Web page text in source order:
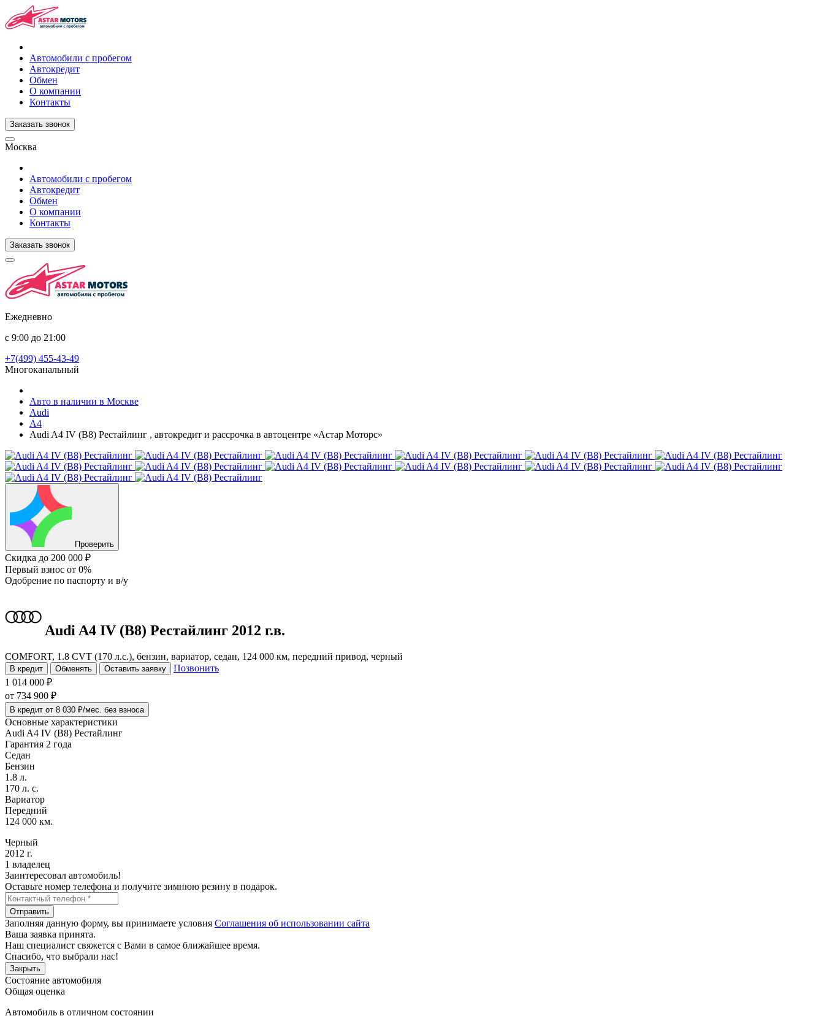
Автомобили с пробегом
Автокредит
Обмен
О компании
Контакты
Заказать звонок
Москва
Автомобили с пробегом
Автокредит
Обмен
О компании
Контакты
Заказать звонок
Ежедневно
с 9:00 до 21:00
+7(499) 455-43-49
Многоканальный
Авто в наличии в Москве
Audi
A4
Audi A4 IV (B8) Рестайлинг , автокредит и рассрочка в автоцентре «Астар Моторс»
Проверить
Скидка до 200 000 ₽
Первый взнос от 0%
Одобрение по паспорту и в/у
Audi A4 IV (B8) Рестайлинг 2012 г.в.
COMFORT, 1.8 CVT (170 л.с.), бензин, вариатор, седан, 124 000 км, передний привод, черный
В кредит Обменять Оставить заявку
Позвонить
1 014 000 ₽
от 734 900 ₽
В кредит от 8 030 ₽/мес. без взноса
Основные характеристики
Audi A4 IV (B8) Рестайлинг
Гарантия 2 года
Седан
Бензин
1.8 л.
170 л. с.
Вариатор
Передний
124 000 км.
Черный
2012 г.
1 владелец
Заинтересовал автомобиль!
Оставьте номер телефона и получите зимнюю резину в подарок.
Отправить
Заполняя данную форму, вы принимаете условия Соглашения об использовании сайта
Ваша заявка принята.
Наш специалист свяжется с Вами в самое ближайшее время.
Спасибо, что выбрали нас!
Закрыть
Состояние автомобиля
Общая оценка
Автомобиль в отличном состоянии